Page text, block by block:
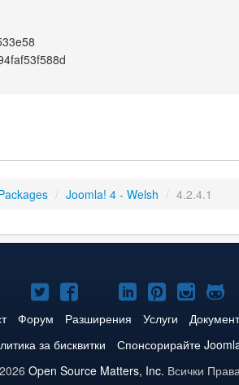
/ Joomla! 4 - Welsh / 4.2.4.1
Joomla!
в
Twitter
Joomla!
във
Facebook
Joomla!
в
YouTube
Joomla!
в
LinkedIn
Joomla!
в
Pinterest
Joomla!
в
в
Форум Разширения Услуги
за бисквитки Спонсорирайте
Open Source Matters, Inc. Всички